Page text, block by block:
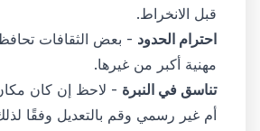
قبل الانخراط.
احترام الحدود - بعض الثقافات
مهنية أكبر من غيرها.
تناسق في النبرة - لاحظ إن كان
أم غير رسمي وقم بالتعديل وفقًا